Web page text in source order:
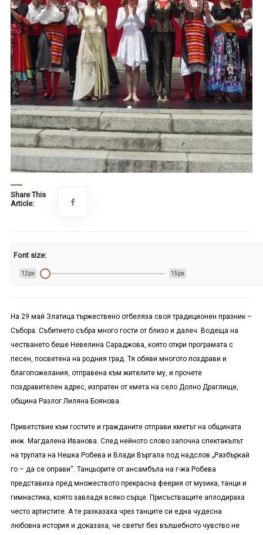
Share This
Article:
Font size:
12px 15px
На 29 май Златица тържествено отбеляза своя традиционен празник –
Събора. Събитието събра много гости от близо и далеч. Водеща на
честването беше Невелина Сараджова, която откри програмата с
песен, посветена на родния град. Тя обяви многото поздрави и
благопожелания, отправена към жителите му, и прочете
поздравителен адрес, изпратен от кмета на село Долно Драглище,
община Разлог Лиляна Боянова.
Приветствие към гостите и гражданите отправи кметът на общината
инж. Магдалена Иванова. След нейното слово започна спектакълът
на трупата на Нешка Робева и Влади Въргала под надслов „Разбъркай
го – да се оправи“. Танцьорите от ансамбъла на г-жа Робева
представиха пред множеството прекрасна феерия от музика, танци и
гимнастика, която завладя всяко сърце. Присъстващите аплодираха
често артистите. А те разказаха чрез танците си една чудесна
любовна история и доказаха, че светът без вълшебното чувство не